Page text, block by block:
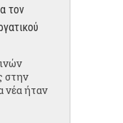
τον
στην
νέα ήταν